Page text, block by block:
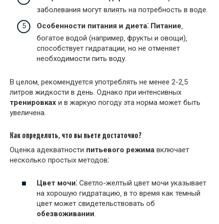
заболевания могут влиять на потребность в воде.
Особенности питания и диета⁚ Питание‚
богатое водой (например‚ фрукты и овощи)‚
способствует гидратации‚ но не отменяет
необходимости пить воду.
В целом‚ рекомендуется употреблять не менее 2-2‚5
литров жидкости в день. Однако при интенсивных
тренировках и в жаркую погоду эта норма может быть
увеличена.
Как определить‚ что вы пьете достаточно?
Оценка адекватности питьевого режима включает
несколько простых методов⁚
Цвет мочи⁚ Светло-желтый цвет мочи указывает
на хорошую гидратацию‚ в то время как темный
цвет может свидетельствовать об
обезвоживании.